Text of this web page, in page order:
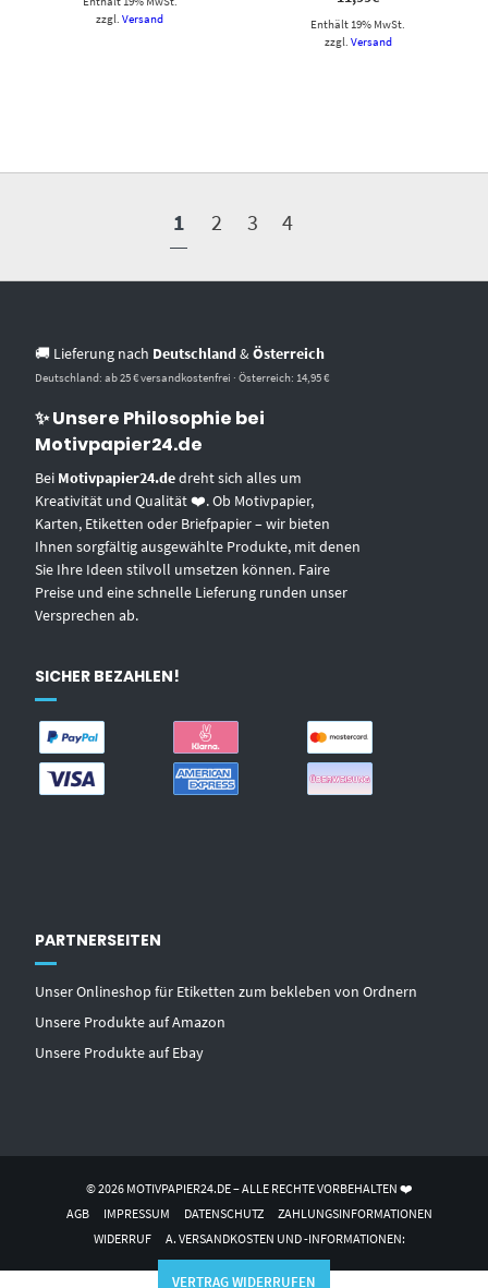
zzgl.Versand
Enthält 19% MwSt.
zzgl. Versand
1 2 3 4
🚚 Lieferung nach Deutschland &Österreich
Deutschland: ab 25 € versandkostenfrei · Österreich: 14,95 €
✨ Unsere Philosophie bei
Motivpapier24.de
Bei Motivpapier24.dedreht sich alles um
Kreativität und Qualität ❤️. Ob Motivpapier,
Karten, Etiketten oder Briefpapier – wir bieten
Ihnen sorgfältig ausgewählte Produkte, mit denen
Sie Ihre Ideen stilvoll umsetzen können. Faire
Preise und eine schnelle Lieferung runden unser
Versprechen ab.
SICHER BEZAHLEN!
PARTNERSEITEN
Unser Onlineshop für Etiketten zum bekleben von Ordnern
Unsere Produkte auf Amazon
Unsere Produkte auf Ebay
© 2026 MOTIVPAPIER24.DE – ALLE RECHTE VORBEHALTEN ❤️
AGB
IMPRESSUM DATENSCHUTZ
ZAHLUNGSINFORMATIONEN
WIDERRUF
A. VERSANDKOSTEN UND -INFORMATIONEN:
VERTRAG WIDERRUFEN